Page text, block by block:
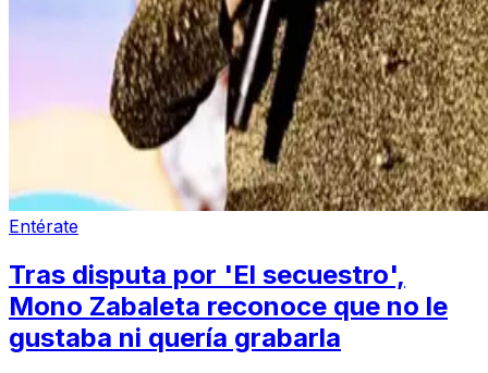
Entérate
Tras disputa por 'El secuestro',
Mono Zabaleta reconoce que no le
gustaba ni quería grabarla